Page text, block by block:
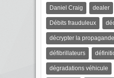
Daniel Craig dealer
Débits frauduleux
décrypter la
défibrillateurs
dégradations véhicule